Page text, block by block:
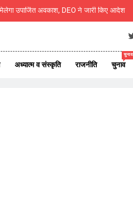
संभव है कर्म बंधन से मुक्ति’— मुक्तांजना श्री जी
अध्यात्म व संस्कृति राजनीति चुनाव
चुनाव